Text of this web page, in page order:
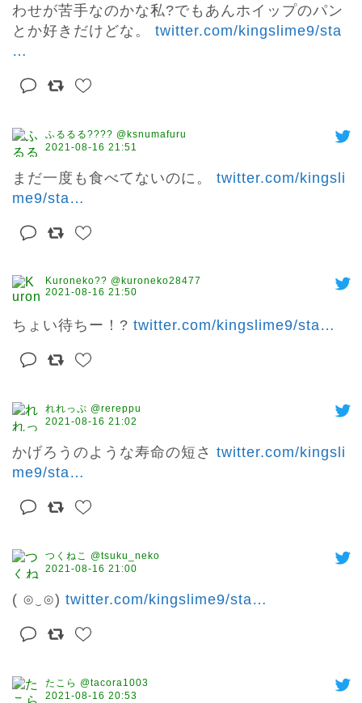
わせが苦手なのかな私?でもあんホイップのパン
とか好きだけどな。 twitter.com/kingslime9/sta
…
ふるるる???? @ksnumafuru
2021-08-16 21:51
まだ一度も食べてないのに。 twitter.com/kingsli
me9/sta…
Kuroneko?? @kuroneko28477
2021-08-16 21:50
ちょい待ちー！? twitter.com/kingslime9/sta…
れれっぷ @rereppu
2021-08-16 21:02
かげろうのような寿命の短さ twitter.com/kingsli
me9/sta…
つくねこ @tsuku_neko
2021-08-16 21:00
( ⊙‿⊙) twitter.com/kingslime9/sta…
たこら @tacora1003
2021-08-16 20:53